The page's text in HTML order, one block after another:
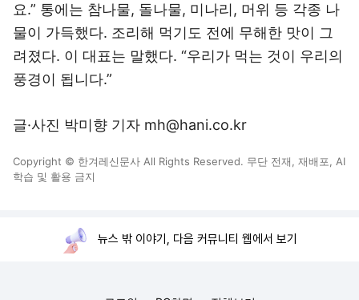
요.” 통에는 참나물, 돌나물, 미나리, 머위 등 각종 나
물이 가득했다. 조리해 먹기도 전에 무해한 맛이 그
려졌다. 이 대표는 말했다. “우리가 먹는 것이 우리의
풍경이 됩니다.”
글·사진 박미향 기자 mh@hani.co.kr
Copyright © 한겨레신문사 All Rights Reserved. 무단 전재, 재배포, AI
학습 및 활용 금지
뉴스 밖 이야기, 다음 커뮤니티 웹에서 보기